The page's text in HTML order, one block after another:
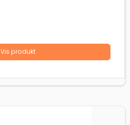
Vis produkt